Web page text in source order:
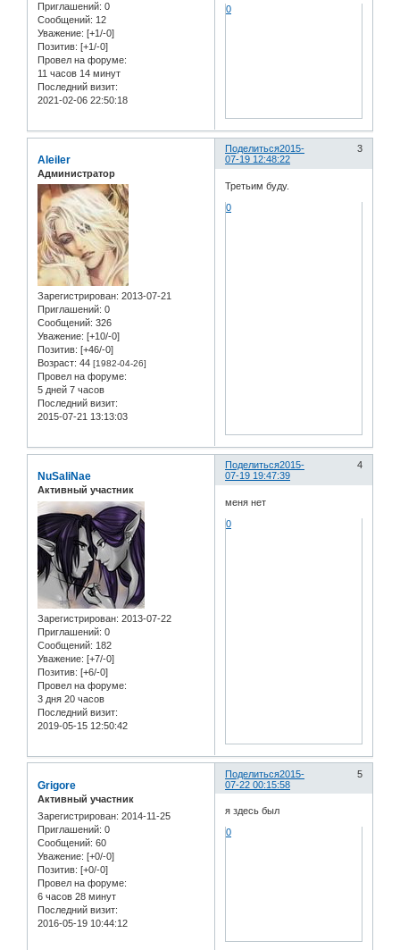
Приглашений: 0
Сообщений: 12
Уважение: [+1/-0]
Позитив: [+1/-0]
Провел на форуме:
11 часов 14 минут
Последний визит:
2021-02-06 22:50:18
0
Поделиться 3
2015-
07-19 12:48:22
Aleiler
Администратор
Зарегистрирован: 2013-07-21
Приглашений: 0
Сообщений: 326
Уважение: [+10/-0]
Позитив: [+46/-0]
Возраст: 44 [1982-04-26]
Провел на форуме:
5 дней 7 часов
Последний визит:
2015-07-21 13:13:03
Третьим буду.
0
Поделиться 4
2015-
07-19 19:47:39
NuSaliNae
Активный участник
Зарегистрирован: 2013-07-22
Приглашений: 0
Сообщений: 182
Уважение: [+7/-0]
Позитив: [+6/-0]
Провел на форуме:
3 дня 20 часов
Последний визит:
2019-05-15 12:50:42
меня нет
0
Поделиться 5
2015-
07-22 00:15:58
Grigore
Активный участник
Зарегистрирован: 2014-11-25
Приглашений: 0
Сообщений: 60
Уважение: [+0/-0]
Позитив: [+0/-0]
Провел на форуме:
6 часов 28 минут
Последний визит:
2016-05-19 10:44:12
я здесь был
0